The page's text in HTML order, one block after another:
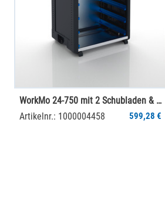
WorkMo 24-750 mit 2 Schubladen & 8 Kofferschienen
Artikelnr.: 1000004458
599,28 €